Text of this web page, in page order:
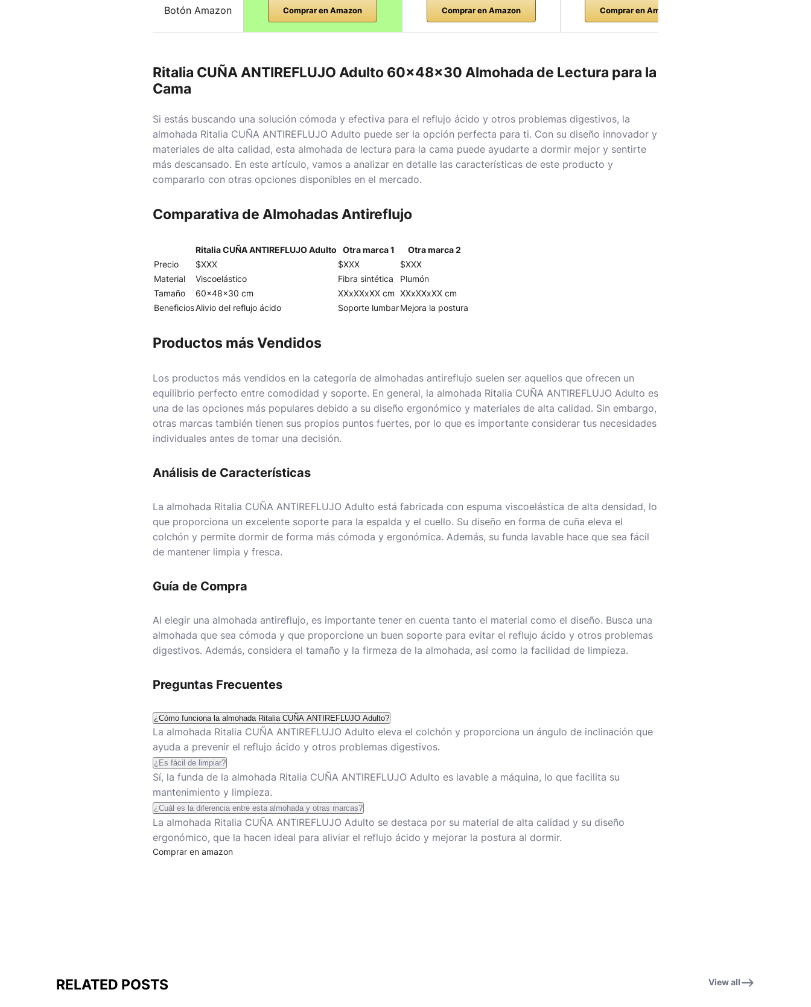
Botón Amazon Comprar en Amazon Comprar en Amazon Comprar en Amazon
Ritalia CUÑA ANTIREFLUJO Adulto 60x48x30 Almohada de Lectura para la
Cama
Si estás buscando una solución cómoda y efectiva para el reflujo ácido y otros problemas digestivos, la
almohada Ritalia CUÑA ANTIREFLUJO Adulto puede ser la opción perfecta para ti. Con su diseño innovador y
materiales de alta calidad, esta almohada de lectura para la cama puede ayudarte a dormir mejor y sentirte
más descansado. En este artículo, vamos a analizar en detalle las características de este producto y
compararlo con otras opciones disponibles en el mercado.
Comparativa de Almohadas Antireflujo
Ritalia CUÑA ANTIREFLUJO Adulto Otra marca 1
Otra marca 2
Precio
$XXX $XXX
$XXX
Material
Viscoelástico Fibra sintética
Plumón
Tamaño
60x48x30 cm XXxXXxXX cm XXxXXxXX cm
BeneficiosAlivio del reflujo ácido Soporte lumbarMejora la postura
Productos más Vendidos
Los productos más vendidos en la categoría de almohadas antireflujo suelen ser aquellos que ofrecen un
equilibrio perfecto entre comodidad y soporte. En general, la almohada Ritalia CUÑA ANTIREFLUJO Adulto es
una de las opciones más populares debido a su diseño ergonómico y materiales de alta calidad. Sin embargo,
otras marcas también tienen sus propios puntos fuertes, por lo que es importante considerar tus necesidades
individuales antes de tomar una decisión.
Análisis de Características
La almohada Ritalia CUÑA ANTIREFLUJO Adulto está fabricada con espuma viscoelástica de alta densidad, lo
que proporciona un excelente soporte para la espalda y el cuello. Su diseño en forma de cuña eleva el
colchón y permite dormir de forma más cómoda y ergonómica. Además, su funda lavable hace que sea fácil
de mantener limpia y fresca.
Guía de Compra
Al elegir una almohada antireflujo, es importante tener en cuenta tanto el material como el diseño. Busca una
almohada que sea cómoda y que proporcione un buen soporte para evitar el reflujo ácido y otros problemas
digestivos. Además, considera el tamaño y la firmeza de la almohada, así como la facilidad de limpieza.
Preguntas Frecuentes
¿Cómo funciona la almohada Ritalia CUÑA ANTIREFLUJO Adulto?
La almohada Ritalia CUÑA ANTIREFLUJO Adulto eleva el colchón y proporciona un ángulo de inclinación que
ayuda a prevenir el reflujo ácido y otros problemas digestivos.
¿Es fácil de limpiar?
Sí, la funda de la almohada Ritalia CUÑA ANTIREFLUJO Adulto es lavable a máquina, lo que facilita su
mantenimiento y limpieza.
¿Cuál es la diferencia entre esta almohada y otras marcas?
La almohada Ritalia CUÑA ANTIREFLUJO Adulto se destaca por su material de alta calidad y su diseño
ergonómico, que la hacen ideal para aliviar el reflujo ácido y mejorar la postura al dormir.
Comprar en amazon
RELATED POSTS View all